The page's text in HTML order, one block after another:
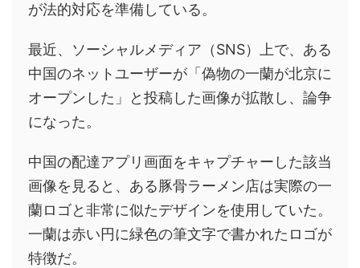
が法的対応を準備している。
最近、ソーシャルメディア（SNS）上で、ある
中国のネットユーザーが「偽物の一蘭が北京に
オープンした」と投稿した画像が拡散し、論争
になった。
中国の配達アプリ画面をキャプチャーした該当
画像を見ると、ある豚骨ラーメン店は実際の一
蘭ロゴと非常に似たデザインを使用していた。
一蘭は赤い円に緑色の筆文字で書かれたロゴが
特徴だ。